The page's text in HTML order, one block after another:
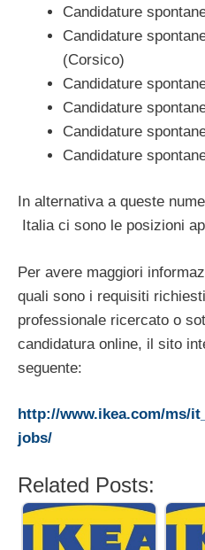
Candidature
Candidature
(Corsico)
Candidature
Candidature
Candidature
Candidature
In alternativa a queste
Italia ci sono le posizioni
Per avere maggiori
quali sono i requisiti
professionale ricercato o
candidatura online, il sito
seguente:
http://www.ikea.com/ms/
jobs/
Related Posts: